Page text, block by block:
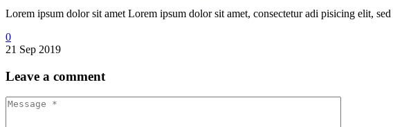
Lorem ipsum dolor sit amet Lorem ipsum dolor sit amet, consectetur adi pisicing elit,
0
21 Sep 2019
Leave a comment